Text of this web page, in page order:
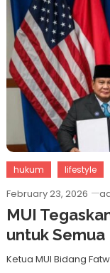
hukum lifestyle
February 23, 2026
MUI
untuk
Ketua MUI Bidang